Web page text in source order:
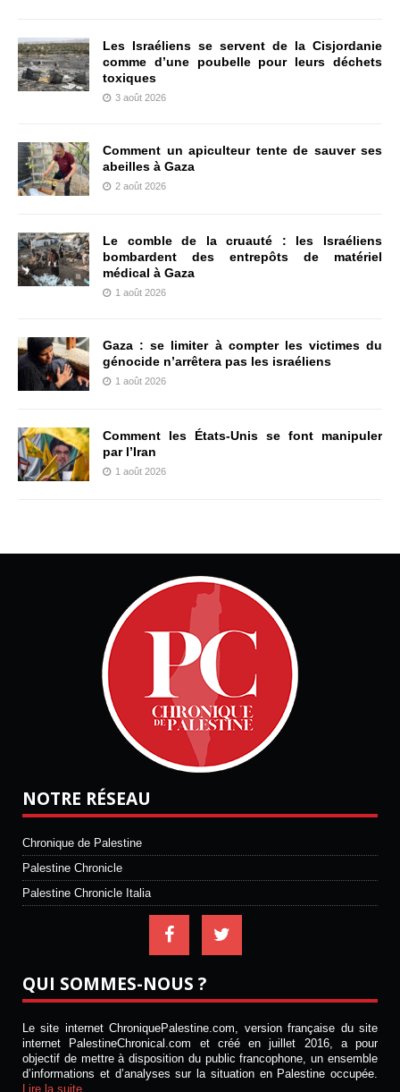
Les Israéliens se servent de la Cisjordanie
comme d’une poubelle pour leurs déchets
toxiques
3 août 2026
Comment un apiculteur tente de sauver ses
abeilles à Gaza
2 août 2026
Le comble de la cruauté : les Israéliens
bombardent des entrepôts de matériel
médical à Gaza
1 août 2026
Gaza : se limiter à compter les victimes du
génocide n’arrêtera pas les israéliens
1 août 2026
Comment les États-Unis se font manipuler
par l’Iran
1 août 2026
NOTRE RÉSEAU
Chronique de Palestine
Palestine Chronicle
Palestine Chronicle Italia
QUI SOMMES-NOUS ?
Le site internet ChroniquePalestine.com, version française du site
internet PalestineChronical.com et créé en juillet 2016, a pour
objectif de mettre à disposition du public francophone, un ensemble
d’informations et d’analyses sur la situation en Palestine occupée.
Lire la suite